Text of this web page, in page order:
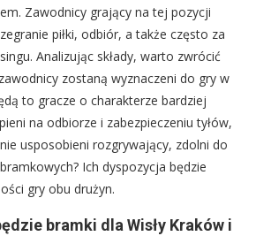
Zawodnicy grający na tej pozycji
piłki, odbiór, a także często za
Analizując składy, warto zwrócić
zostaną wyznaczeni do gry w
to gracze o charakterze bardziej
na odbiorze i zabezpieczeniu tyłów,
usposobieni rozgrywający, zdolni do
Ich dyspozycja będzie
gry obu drużyn.
bramki dla Wisły Kraków i